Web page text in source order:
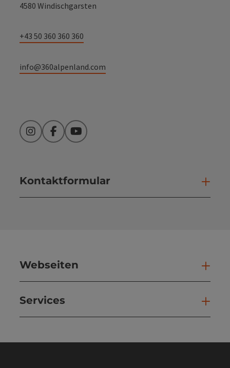
4580 Windischgarsten
+43 50 360 360 360
info@360alpenland.com
InstagramFacebookYouTube
Kontaktformular
Webseiten
Services